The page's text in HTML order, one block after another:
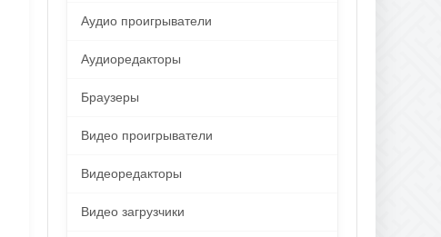
Аудио проигрыватели
Аудиоредакторы
Браузеры
Видео проигрыватели
Видеоредакторы
Видео загрузчики